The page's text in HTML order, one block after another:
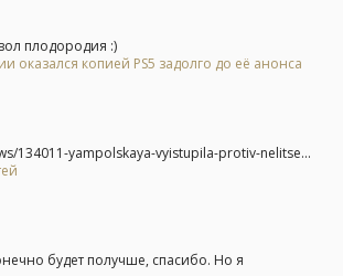
плодородия :)
оказался копией PS5 задолго до её анонса
134011-yampolskaya-vyistupila-protiv-nelitse...
будет получше, спасибо. Но я